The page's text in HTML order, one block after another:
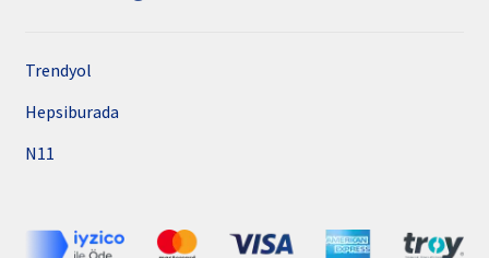
Trendyol
Hepsiburada
N11